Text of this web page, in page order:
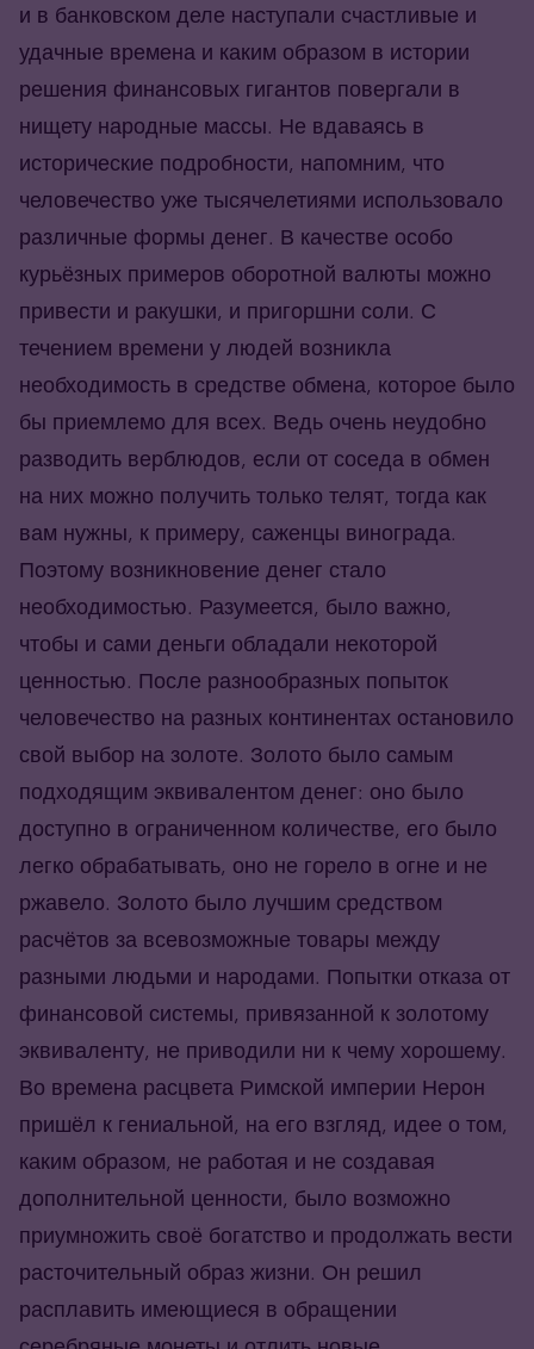
и в банковском деле наступали счастливые и
удачные времена и каким образом в истории
решения финансовых гигантов повергали в
нищету народные массы. Не вдаваясь в
исторические подробности, напомним, что
человечество уже тысячелетиями использовало
различные формы денег. В качестве особо
курьёзных примеров оборотной валюты можно
привести и ракушки, и пригоршни соли. С
течением времени у людей возникла
необходимость в средстве обмена, которое было
бы приемлемо для всех. Ведь очень неудобно
разводить верблюдов, если от соседа в обмен
на них можно получить только телят, тогда как
вам нужны, к примеру, саженцы винограда.
Поэтому возникновение денег стало
необходимостью. Разумеется, было важно,
чтобы и сами деньги обладали некоторой
ценностью. После разнообразных попыток
человечество на разных континентах остановило
свой выбор на золоте. Золото было самым
подходящим эквивалентом денег: оно было
доступно в ограниченном количестве, его было
легко обрабатывать, оно не горело в огне и не
ржавело. Золото было лучшим средством
расчётов за всевозможные товары между
разными людьми и народами. Попытки отказа от
финансовой системы, привязанной к золотому
эквиваленту, не приводили ни к чему хорошему.
Во времена расцвета Римской империи Нерон
пришёл к гениальной, на его взгляд, идее о том,
каким образом, не работая и не создавая
дополнительной ценности, было возможно
приумножить своё богатство и продолжать вести
расточительный образ жизни. Он решил
расплавить имеющиеся в обращении